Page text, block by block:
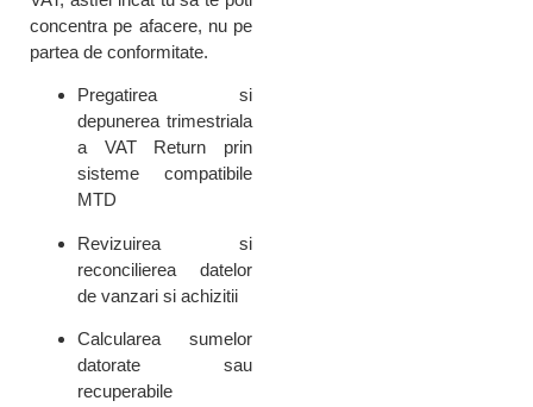
concentra pe afacere, nu pe
partea de conformitate.
Pregatirea si
depunerea trimestriala
a VAT Return prin
sisteme compatibile
MTD
Revizuirea si
reconcilierea datelor
de vanzari si achizitii
Calcularea sumelor
datorate sau
recuperabile